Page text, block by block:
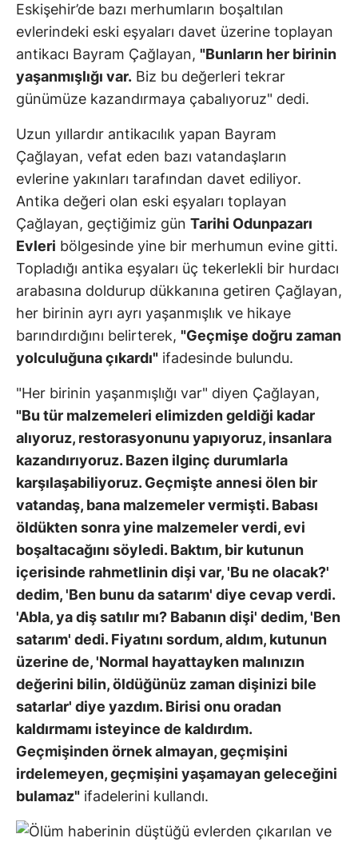
Eskişehir’de bazı merhumların boşaltılan
evlerindeki eski eşyaları davet üzerine toplayan
antikacı Bayram Çağlayan, "Bunların her birinin
yaşanmışlığı var. Biz bu değerleri tekrar
günümüze kazandırmaya çabalıyoruz" dedi.
Uzun yıllardır antikacılık yapan Bayram
Çağlayan, vefat eden bazı vatandaşların
evlerine yakınları tarafından davet ediliyor.
Antika değeri olan eski eşyaları toplayan
Çağlayan, geçtiğimiz gün Tarihi Odunpazarı
Evleri bölgesinde yine bir merhumun evine gitti.
Topladığı antika eşyaları üç tekerlekli bir hurdacı
arabasına doldurup dükkanına getiren Çağlayan,
her birinin ayrı ayrı yaşanmışlık ve hikaye
barındırdığını belirterek, "Geçmişe doğru zaman
yolculuğuna çıkardı" ifadesinde bulundu.
"Her birinin yaşanmışlığı var" diyen Çağlayan,
"Bu tür malzemeleri elimizden geldiği kadar
alıyoruz, restorasyonunu yapıyoruz, insanlara
kazandırıyoruz. Bazen ilginç durumlarla
karşılaşabiliyoruz. Geçmişte annesi ölen bir
vatandaş, bana malzemeler vermişti. Babası
öldükten sonra yine malzemeler verdi, evi
boşaltacağını söyledi. Baktım, bir kutunun
içerisinde rahmetlinin dişi var, 'Bu ne olacak?'
dedim, 'Ben bunu da satarım' diye cevap verdi.
'Abla, ya diş satılır mı? Babanın dişi' dedim, 'Ben
satarım' dedi. Fiyatını sordum, aldım, kutunun
üzerine de, 'Normal hayattayken malınızın
değerini bilin, öldüğünüz zaman dişinizi bile
satarlar' diye yazdım. Birisi onu oradan
kaldırmamı isteyince de kaldırdım.
Geçmişinden örnek almayan, geçmişini
irdelemeyen, geçmişini yaşamayan geleceğini
bulamaz" ifadelerini kullandı.